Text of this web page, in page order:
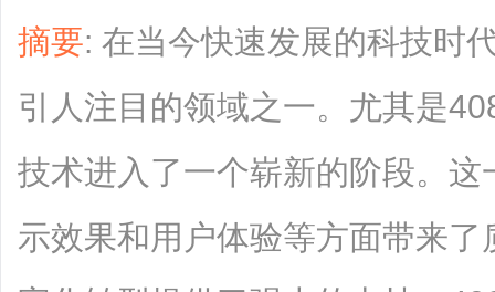
摘要: 在当今快速发展的科技时
引人注目的领域之一。尤其是
技术进入了一个崭新的阶段。
示效果和用户体验等方面带来